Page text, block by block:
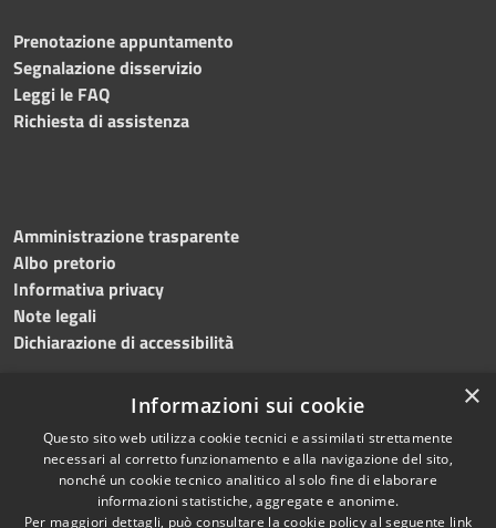
Prenotazione appuntamento
Segnalazione disservizio
Leggi le FAQ
Richiesta di assistenza
Amministrazione trasparente
Albo pretorio
Informativa privacy
Note legali
Dichiarazione di accessibilità
RSS
Accessibilità
Copyright © 2024 •
Comune diGrottaminarda
• Powered byMunicipium
×
Informazioni sui cookie
Questo sito web utilizza cookie tecnici e assimilati strettamente
necessari al corretto funzionamento e alla navigazione del sito,
nonché un cookie tecnico analitico al solo fine di elaborare
informazioni statistiche, aggregate e anonime.
Per maggiori dettagli, può consultare la cookie policy al seguente link